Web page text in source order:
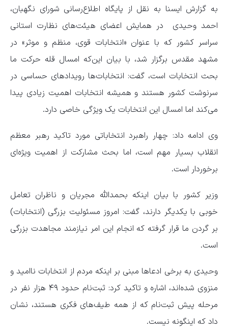
به گزارش ایسنا به نقل از پایگاه اطلاع‌رسانی شورای نگهبان،
احمد وحیدی در همایش اعضای هیئت‌های نظارت استانی
سراسر کشور که با عنوان «انتخابات قوی، منظم و موثر» در
مشهد مقدس برگزار شد، با بیان این‌که امسال قله حرکت ما
بحث انتخابات است، گفت: انتخابات‌ها رویدادهای حساسی در
سرنوشت کشور هستند و همیشه انتخابات اهمیت زیادی پیدا
می‌کند اما امسال این انتخابات یک ویژگی خاصی دارد.
وی ادامه داد: چهار راهبرد انتخاباتی مورد تاکید رهبر معظم
انقلاب بسیار مهم است، اما بحث مشارکت از اهمیت ویژه‌ای
برخوردار است.
وزیر کشور با بیان اینکه بحمدالله مجریان و ناظران تعامل
خوبی با یکدیگر دارند، گفت: امروز مسئولیت بزرگی (انتخابات)
بر گردن ما قرار گرفته که انجام این امر نیازمند مجاهدت بزرگی
است.
وحیدی به برخی ادعاها مبنی بر اینکه مردم از انتخابات ناامید و
منزوی شده‌اند، اشاره و تاکید کرد: ثبت‌نام‌ حدود ۴۹ هزار نفر در
مرحله پیش ثبت‌نام که از همه طیف‌های فکری هستند، نشان
داد که اینگونه نیست.